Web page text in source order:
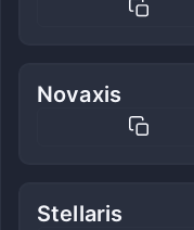
Novaxis
Stellaris